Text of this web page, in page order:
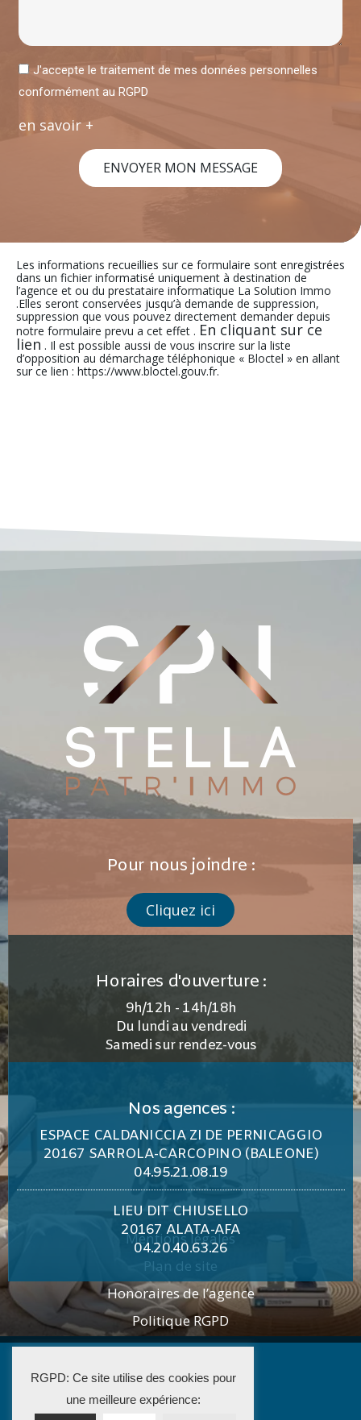
J'accepte le traitement de mes données personnelles
conformément au RGPD
en savoir +
ENVOYER MON MESSAGE
Les informations recueillies sur ce formulaire sont enregistrées
dans un fichier informatisé uniquement à destination de
l’agence et ou du prestataire informatique La Solution Immo
.Elles seront conservées jusqu’à demande de suppression,
suppression que vous pouvez directement demander depuis
notre formulaire prevu a cet effet . En cliquant sur ce
lien . Il est possible aussi de vous inscrire sur la liste
d’opposition au démarchage téléphonique « Bloctel » en allant
sur ce lien : https://www.bloctel.gouv.fr.
Pour nous joindre :
Cliquez ici
Horaires d'ouverture :
9h/12h - 14h/18h
Du lundi au vendredi
Samedi sur rendez-vous
Nos agences :
ESPACE CALDANICCIA ZI DE PERNICAGGIO
20167 SARROLA-CARCOPINO (BALEONE)
04.95.21.08.19
LIEU DIT CHIUSELLO
20167 ALATA-AFA
04.20.40.63.26
Mentions légales
Plan de site
Honoraires de l’agence
Politique RGPD
La Solution Immo
RGPD: Ce site utilise des cookies pour
une meilleure expérience: